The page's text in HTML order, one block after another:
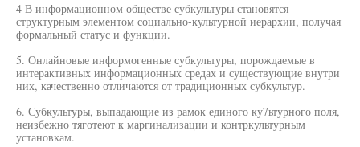
4 В информационном обществе субкультуры становятся
структурным элементом социально-культурной иерархии, получая
формальный статус и функции.
5. Онлайновые информогенные субкультуры, порождаемые в
интерактивных информационных средах и существующие внутри
них, качественно отличаются от традиционных субкультур.
6. Субкультуры, выпадающие из рамок единого ку7ьтурного поля,
неизбежно тяготеют к маргинализации и контркультурным
установкам.